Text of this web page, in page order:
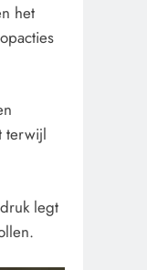
het
terwijl
legt